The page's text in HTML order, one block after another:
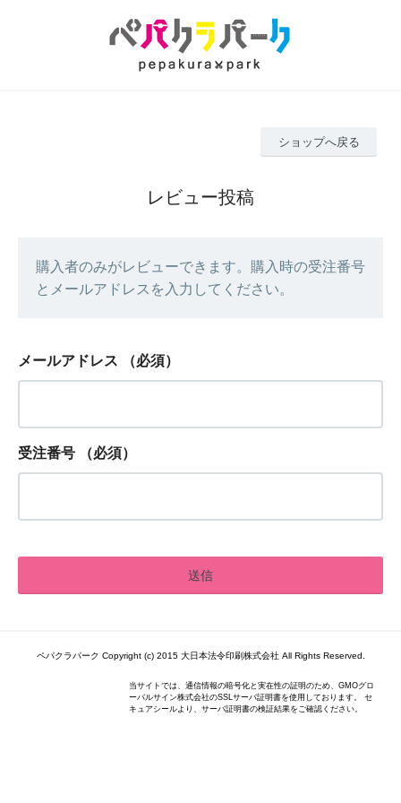
ショップへ戻る
レビュー投稿
購入者のみがレビューできます。購入時の受注番号
とメールアドレスを入力してください。
メールアドレス （必須）
受注番号 （必須）
ペパクラパーク Copyright (c) 2015 大日本法令印刷株式会社 All Rights Reserved.
当サイトでは、通信情報の暗号化と実在性の証明のため、GMOグロ
ーバルサイン株式会社のSSLサーバ証明書を使用しております。 セ
キュアシールより、サーバ証明書の検証結果をご確認ください。